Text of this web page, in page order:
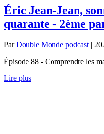
Éric Jean-Jean,
quarante - 2ème
ParDouble Monde podcast |
Épisode 88 - Comprendre les
Lire plus